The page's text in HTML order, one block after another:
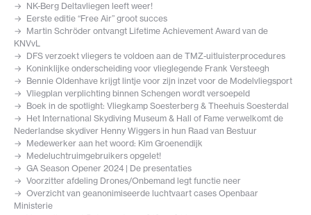
NK-Berg Deltavliegen leeft weer!
Eerste editie “Free Air” groot succes
Martin Schröder ontvangt Lifetime Achievement Award van de
KNVvL
DFS verzoekt vliegers te voldoen aan de TMZ-uitluisterprocedures
Koninklijke onderscheiding voor vlieglegende Frank Versteegh
Bennie Oldenhave krijgt lintje voor zijn inzet voor de Modelvliegsport
Vliegplan verplichting binnen Schengen wordt versoepeld
Boek in de spotlight: Vliegkamp Soesterberg & Theehuis Soesterdal
Het International Skydiving Museum & Hall of Fame verwelkomt de
Nederlandse skydiver Henny Wiggers in hun Raad van Bestuur
Medewerker aan het woord: Kim Groenendijk
Medeluchtruimgebruikers opgelet!
GA Season Opener 2024 | De presentaties
Voorzitter afdeling Drones/Onbemand legt functie neer
Overzicht van geanonimiseerde luchtvaart cases Openbaar
Ministerie